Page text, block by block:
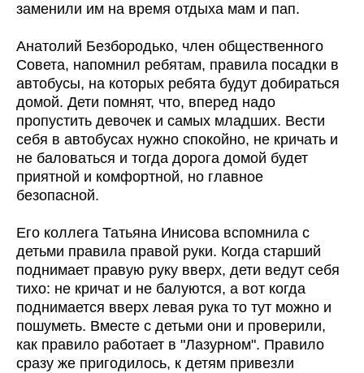
заменили им на время отдыха мам и пап.
Анатолий Безбородько, член общественного
Совета, напомнил ребятам, правила посадки в
автобусы, на которых ребята будут добираться
домой. Дети помнят, что, вперед надо
пропустить девочек и самых младших. Вести
себя в автобусах нужно спокойно, не кричать и
не баловаться и тогда дорога домой будет
приятной и комфортной, но главное
безопасной.
Его коллега Татьяна Инисова вспомнила с
детьми правила правой руки. Когда старший
поднимает правую руку вверх, дети ведут себя
тихо: не кричат и не балуются, а вот когда
поднимается вверх левая рука то тут можно и
пошуметь. Вместе с детьми они и проверили,
как правило работает в "Лазурном". Правило
сразу же пригодилось, к детям привезли